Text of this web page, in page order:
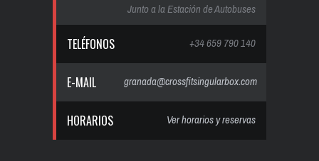
Junto a la Estación de Autobuses
TELÉFONOS +34 659 790 140
E-MAIL granada@crossfitsingularbox.com
HORARIOS Ver horarios y reservas